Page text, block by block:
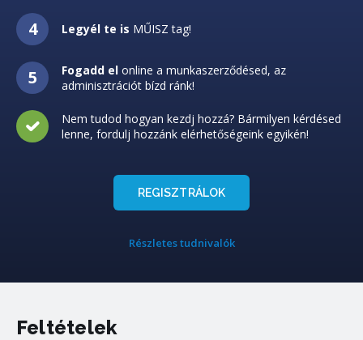
Legyél te is MŰISZ tag!
Fogadd el online a munkaszerződésed, az
adminisztrációt bízd ránk!
Nem tudod hogyan kezdj hozzá? Bármilyen kérdésed
lenne, fordulj hozzánk elérhetőségeink egyikén!
REGISZTRÁLOK
Részletes tudnivalók
Feltételek